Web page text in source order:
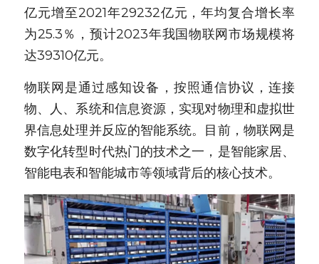
新闻动态
服务模式
联系我们
亿元增至2021年29232亿元，年均复合增长率
为25.3％，预计2023年我国物联网市场规模将
达39310亿元。
物联网是通过感知设备，按照通信协议，连接
物、人、系统和信息资源，实现对物理和虚拟世
界信息处理并反应的智能系统。目前，物联网是
数字化转型时代热门的技术之一，是智能家居、
智能电表和智能城市等领域背后的核心技术。